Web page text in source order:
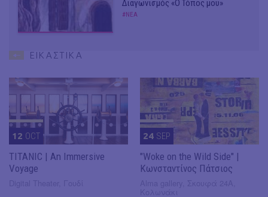
Διαγωνισμός «Ο Τόπος μου»
#ΝΕΑ
ΕΙΚΑΣΤΙΚΑ
12 OCT
TITANIC | An Immersive
Voyage
24 SEP
"Woke on the Wild Side" |
Κωνσταντίνος Πάτσιος